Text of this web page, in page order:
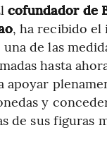
cofundador de
, ha recibido el
de las
hasta
apoyar
y
de sus figuras